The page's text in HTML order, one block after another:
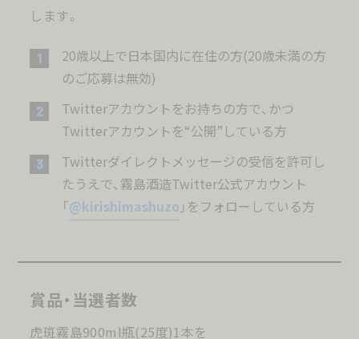
します。
20歳以上で日本国内に在住の方(20歳未満の方
のご応募は無効)
Twitterアカウントをお持ちの方で、かつ
Twitterアカウントを“公開”している方
Twitterダイレクトメッセージの受信を許可し
たうえで、霧島酒造Twitter公式アカウント
「@kirishimashuzo 」をフォローしている方
賞品・当選者数
虎斑霧島900ml瓶(25度)1本を